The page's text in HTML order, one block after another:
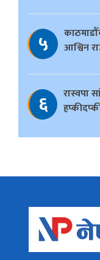
५
आश्विन
६
रास्वपा